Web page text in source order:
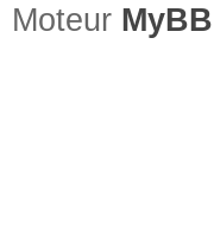
Moteur MyBB